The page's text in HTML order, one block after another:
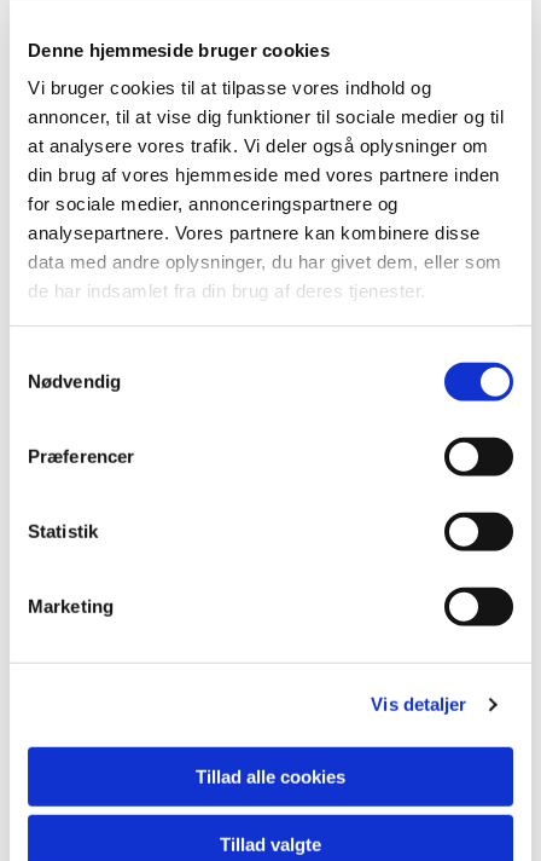
Denne hjemmeside bruger cookies
Vi bruger cookies til at tilpasse vores indhold og
annoncer, til at vise dig funktioner til sociale medier og til
at analysere vores trafik. Vi deler også oplysninger om
din brug af vores hjemmeside med vores partnere inden
for sociale medier, annonceringspartnere og
analysepartnere. Vores partnere kan kombinere disse
data med andre oplysninger, du har givet dem, eller som
de har indsamlet fra din brug af deres tjenester.
Nødvendig
Præferencer
Statistik
Marketing
Vis detaljer
Tillad alle cookies
Tillad valgte
med konfirmationshjælp og afholdelse af juleaften
Du vil måske også kunne
lide...